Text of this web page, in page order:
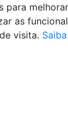
para
as
visita.